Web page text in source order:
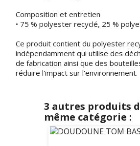
Composition et entretien
• 75 % polyester recyclé, 25 %
Ce produit contient du polyester
indépendamment qui utilise des
de fabrication ainsi que des
réduire l'impact sur l'environnement.
3 autres produits
même catégorie :